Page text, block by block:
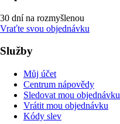
30 dní na rozmyšlenou
Vraťte svou objednávku
Služby
Můj účet
Centrum nápovědy
Sledovat mou objednávku
Vrátit mou objednávku
Kódy slev